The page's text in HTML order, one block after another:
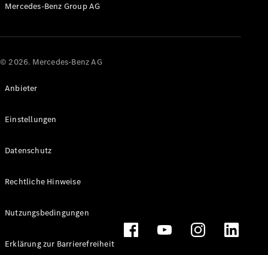
Mercedes-Benz Group AG
© 2026. Mercedes-Benz AG
Anbieter
Einstellungen
Datenschutz
Rechtliche Hinweise
Nutzungsbedingungen
Erklärung zur Barrierefreiheit